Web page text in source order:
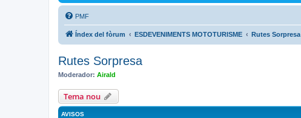
PMF
Índex del fòrum ESDEVENIMENTS MOTOTURISME Rutes Sorpresa
Rutes Sorpresa
Moderador: Airald
Tema nou
AVISOS